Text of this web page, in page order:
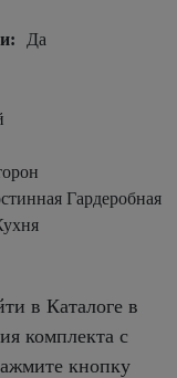
Да
Гардеробная
в Каталоге в
комплекта с
кнопку